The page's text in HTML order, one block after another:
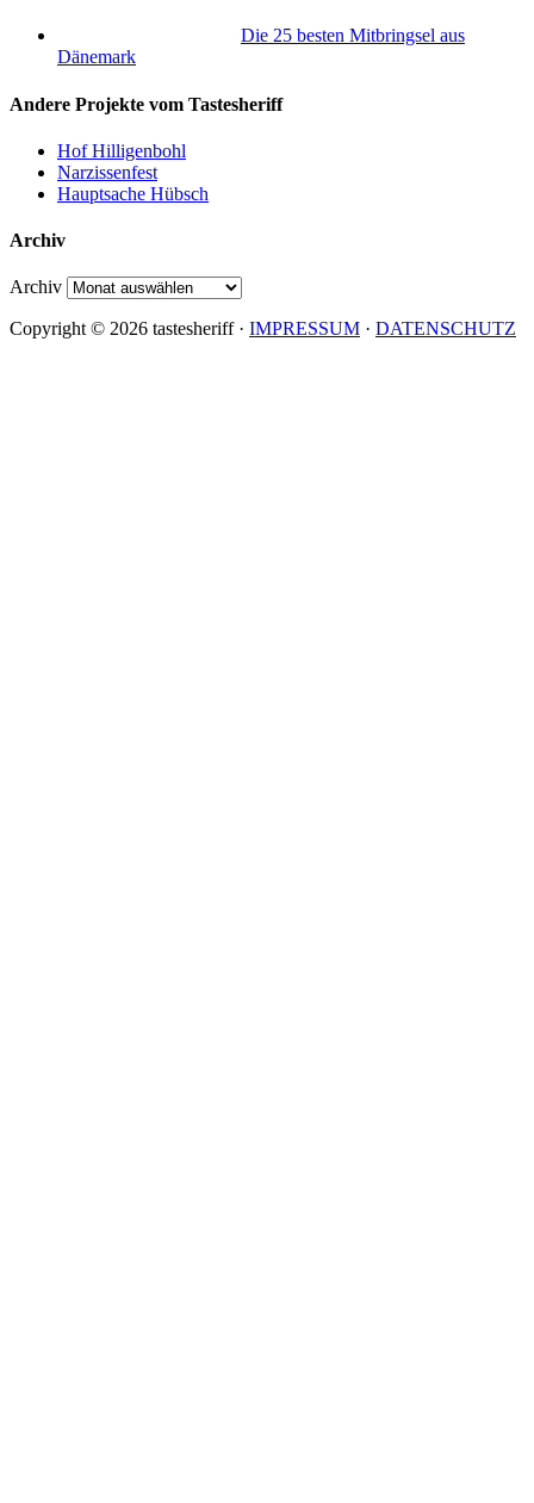
Die 25 besten Mitbringsel aus
Dänemark
Andere Projekte vom Tastesheriff
Hof Hilligenbohl
Narzissenfest
Hauptsache Hübsch
Archiv
Archiv
Copyright © 2026 tastesheriff · IMPRESSUM · DATENSCHUTZ